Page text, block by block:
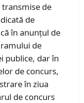
de
de
în anunțul de
de
publice, dar în
de concurs,
în ziua
de concurs